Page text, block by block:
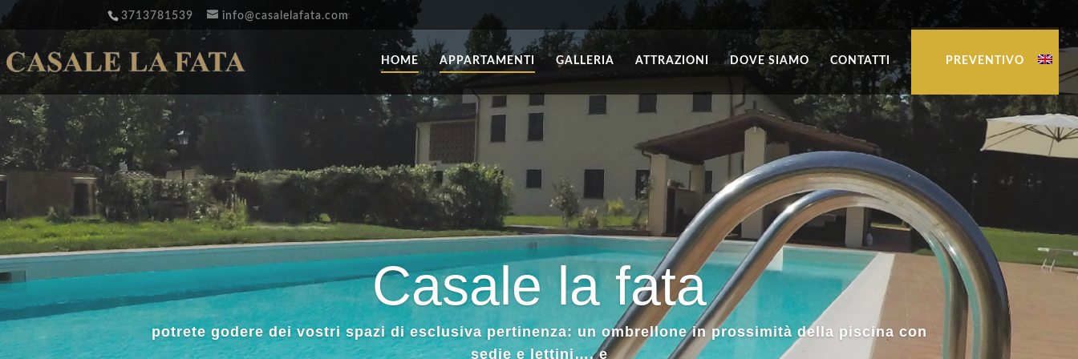
3713781539 info@casalelafata.com
HOME APPARTAMENTI GALLERIA ATTRAZIONI DOVE SIAMO CONTATTI PREVENTIVO
Casale la fata
una porzione di giardino, riservata ad ogni appartamento, attrezzata con gazebo in legno, tavolo pranzo
e barbecue